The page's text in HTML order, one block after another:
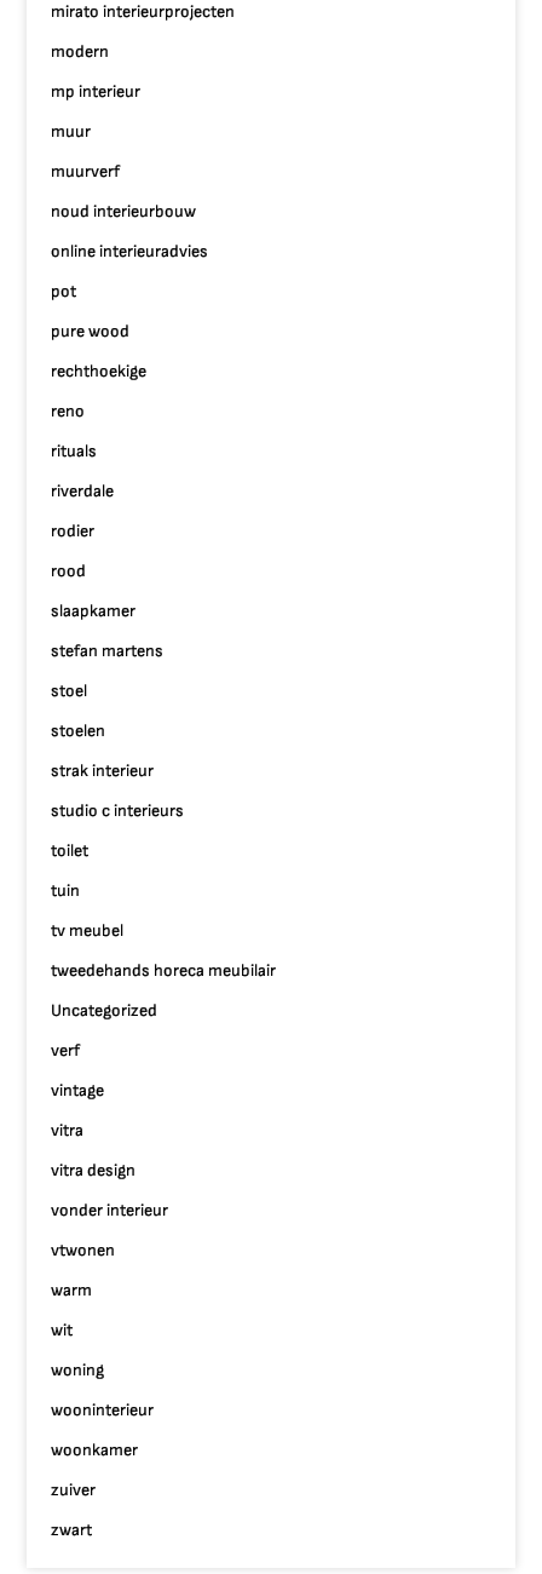
mirato interieurprojecten
modern
mp interieur
muur
muurverf
noud interieurbouw
online interieuradvies
pot
pure wood
rechthoekige
reno
rituals
riverdale
rodier
rood
slaapkamer
stefan martens
stoel
stoelen
strak interieur
studio c interieurs
toilet
tuin
tv meubel
tweedehands horeca meubilair
Uncategorized
verf
vintage
vitra
vitra design
vonder interieur
vtwonen
warm
wit
woning
wooninterieur
woonkamer
zuiver
zwart